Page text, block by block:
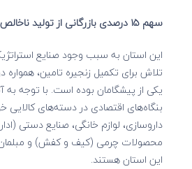
سهم ۱۵ درصدی بازرگانی از تولید ناخالص ملی استان
این استان به سبب وجود صنایع
تلاش برای تکمیل زنجیره تامین، همواره
یکی از پیشگامان بوده است. با توجه به
بنگاه‌های اقتصادی در دسته‌های کالایی
داروسازی، لوازم خانگی، صنایع دستی
محصولات چرمی (کیف و کفش) و مبلمان
این استان هستند.